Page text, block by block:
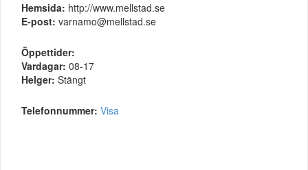
Hemsida: http://www.mellstad.se
E-post: varnamo@mellstad.se
Öppettider:
Vardagar: 08-17
Helger: Stängt
Telefonnummer: Visa